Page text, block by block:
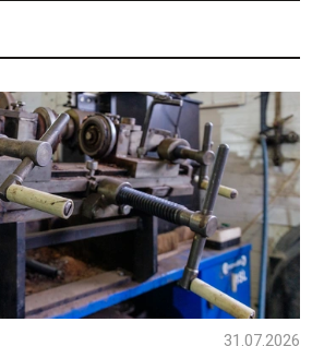
31.07.2026